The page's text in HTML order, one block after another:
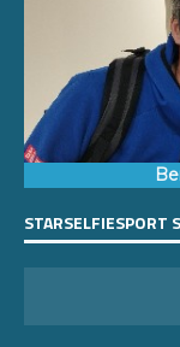
STARSELFIESPORT